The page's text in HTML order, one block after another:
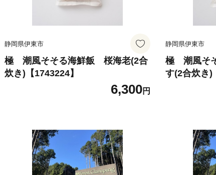
静岡県伊東市
極 潮風そそる海鮮飯 桜海老(2合
炊き)【1743224】
6,300円
静岡県伊東市
極 潮風そ
す(2合炊き)